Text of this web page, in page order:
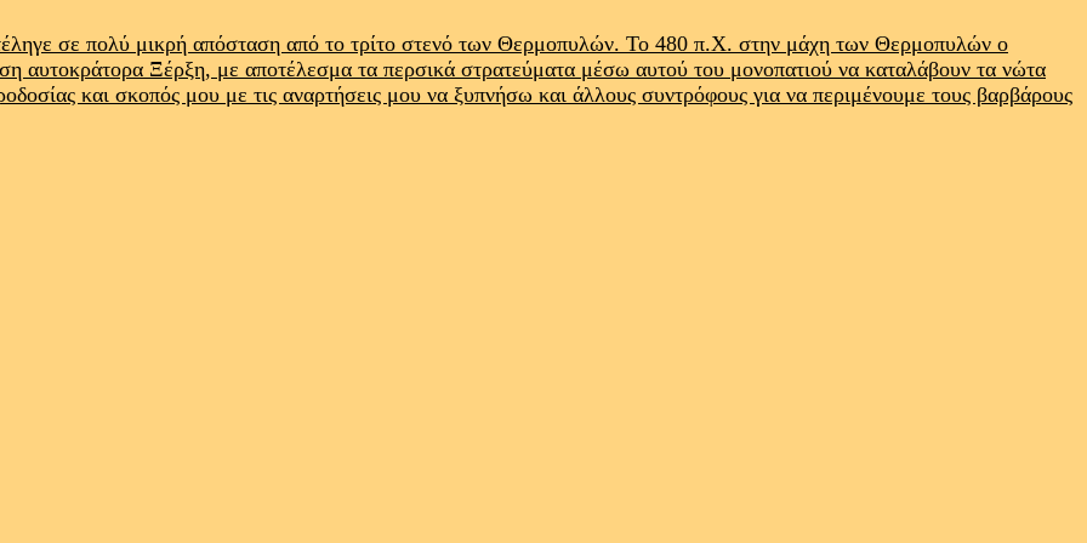
σε πολύ μικρή απόσταση από το τρίτο στενό των Θερμοπυλών. Το 480 π.Χ. στην μάχη των Θερμοπυλών ο
αυτοκράτορα Ξέρξη, με αποτέλεσμα τα περσικά στρατεύματα μέσω αυτού του μονοπατιού να καταλάβουν τα νώτα
και σκοπός μου με τις αναρτήσεις μου να ξυπνήσω και άλλους συντρόφους για να περιμένουμε τους βαρβάρους